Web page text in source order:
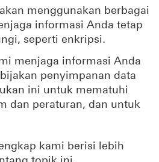
menggunakan berbagai
informasi Anda tetap
seperti enkripsi.
menjaga informasi Anda
penyimpanan data
ini untuk mematuhi
dan peraturan, dan untuk
kami berisi lebih